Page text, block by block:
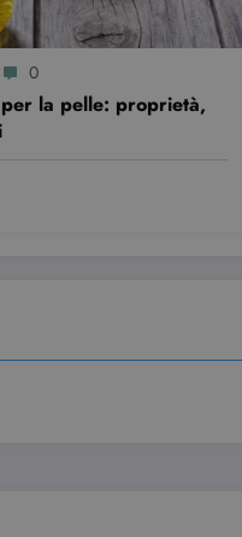
0
la pelle: proprietà,